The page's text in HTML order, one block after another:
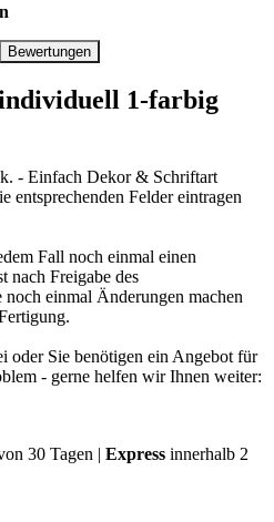
Bewertungen
1-farbig
- Einfach Dekor & Schriftart
entsprechenden Felder eintragen
Fall noch einmal einen
nach Freigabe des
einmal Änderungen machen
oder Sie benötigen ein Angebot für
- gerne helfen wir Ihnen weiter:
30 Tagen | Express innerhalb 2